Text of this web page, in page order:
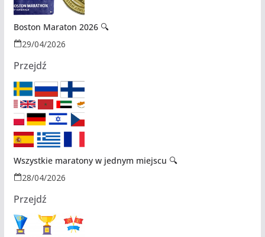
Boston Maraton 2026 🔍
29/04/2026
Przejdź
Wszystkie maratony w jednym miejscu 🔍
28/04/2026
Przejdź